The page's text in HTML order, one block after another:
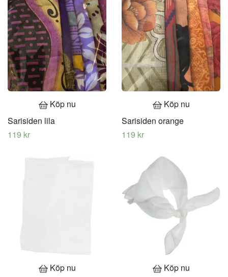
Köp nu
Sarisiden lila
119 kr
Köp nu
Sarisiden orange
119 kr
Köp nu
Köp nu